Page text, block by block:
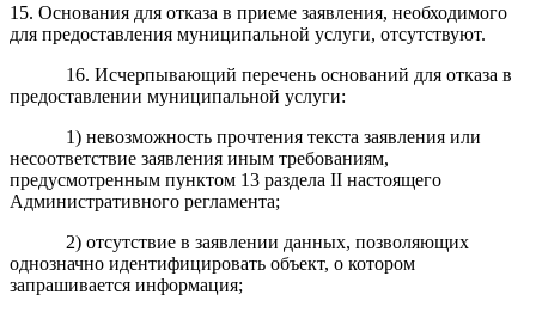
15. Основания для отказа в приеме заявления, необходимого
для предоставления муниципальной услуги, отсутствуют.
16. Исчерпывающий перечень оснований для отказа в
предоставлении муниципальной услуги:
1) невозможность прочтения текста заявления или
несоответствие заявления иным требованиям,
предусмотренным пунктом 13 раздела II настоящего
Административного регламента;
2) отсутствие в заявлении данных, позволяющих
однозначно идентифицировать объект, о котором
запрашивается информация;